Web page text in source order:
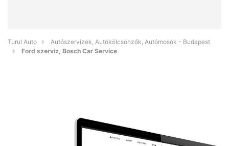
Turul Auto
Autószervizek, Autókölcsönzők, Autómosók - Budapest
Ford szerviz, Bosch Car Service